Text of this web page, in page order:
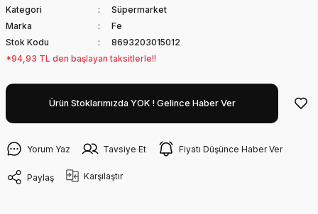
Kategori
Süpermarket
Marka
Fe
Stok Kodu
8693203015012
*94,93 TL den başlayan taksitlerle!!
Ürün Stoklarımızda YOK ! Gelince Haber Ver
Yorum Yaz Tavsiye Et Fiyatı Düşünce Haber Ver
Paylaş Karşılaştır